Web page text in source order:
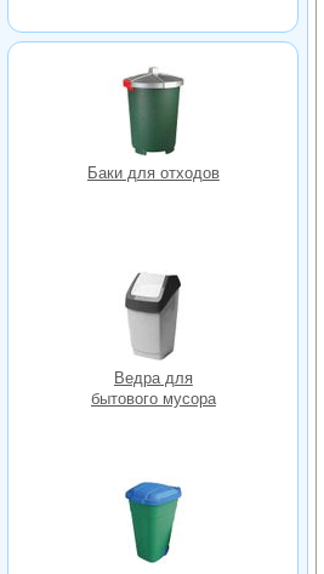
Баки для отходов
Ведра для
бытового мусора